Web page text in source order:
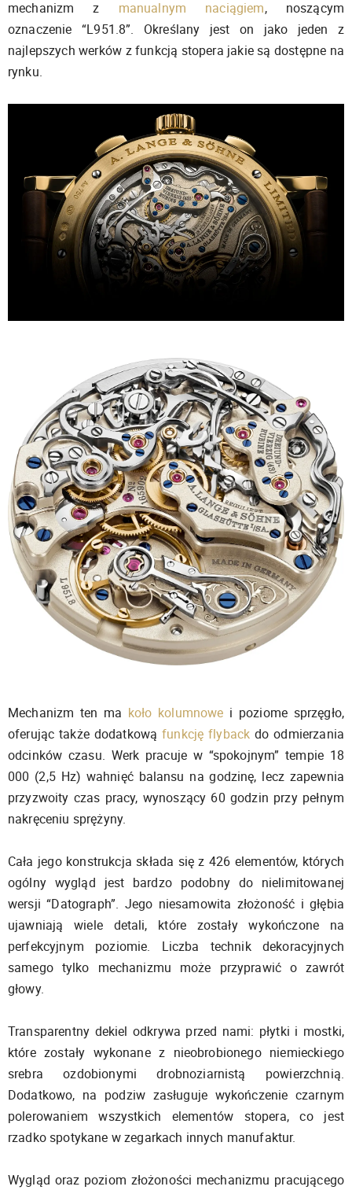
mechanizm z manualnym naciągiem, noszącym
oznaczenie “L951.8”. Określany jest on jako jeden z
najlepszych werków z funkcją stopera jakie są dostępne na
rynku.
Mechanizm ten ma koło kolumnowe i poziome sprzęgło,
oferując także dodatkowąfunkcję flyback do odmierzania
odcinków czasu. Werk pracuje w “spokojnym” tempie 18
000 (2,5 Hz) wahnięć balansu na godzinę, lecz zapewnia
przyzwoity czas pracy, wynoszący 60 godzin przy pełnym
nakręceniu sprężyny.
Cała jego konstrukcja składa się z 426 elementów, których
ogólny wygląd jest bardzo podobny do nielimitowanej
wersji “Datograph”. Jego niesamowita złożoność i głębia
ujawniają wiele detali, które zostały wykończone na
perfekcyjnym poziomie. Liczba technik dekoracyjnych
samego tylko mechanizmu może przyprawić o zawrót
głowy.
Transparentny dekiel odkrywa przed nami: płytki i mostki,
które zostały wykonane z nieobrobionego niemieckiego
srebra ozdobionymi drobnoziarnistą powierzchnią.
Dodatkowo, na podziw zasługuje wykończenie czarnym
polerowaniem wszystkich elementów stopera, co jest
rzadko spotykane w zegarkach innych manufaktur.
Wygląd oraz poziom złożoności mechanizmu pracującego